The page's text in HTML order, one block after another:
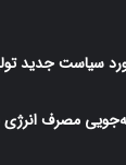
سیاست جدید
مصرف انرژی